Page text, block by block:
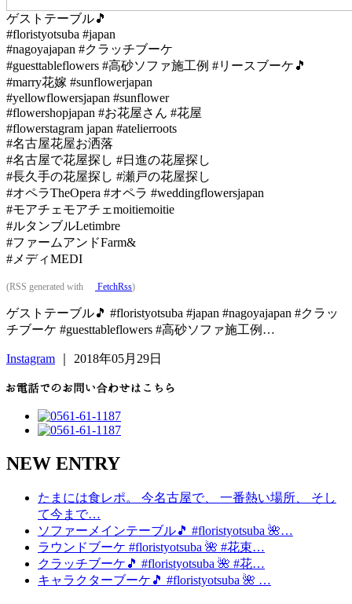
ゲストテーブル🎵
#floristyotsuba #japan
#nagoyajapan #クラッチブーケ
#guesttableflowers #高砂ソファ施工例 #リースブーケ🎵
#marry花嫁 #sunflowerjapan
#yellowflowersjapan #sunflower
#flowershopjapan #お花屋さん #花屋
#flowerstagram japan #atelierroots
#名古屋花屋お洒落
#名古屋で花屋探し #日進の花屋探し
#長久手の花屋探し #瀬戸の花屋探し
#オペラTheOpera #オペラ #weddingflowersjapan
#モアチェモアチェmoitiemoitie
#ルタンブルLetimbre
#ファームアンドFarm&
#メディMEDI
(RSS generated with FetchRss)
ゲストテーブル🎵 #floristyotsuba #japan #nagoyajapan #クラッ
チブーケ #guesttableflowers #高砂ソファ施工例…
Instagram ｜ 2018年05月29日
NEW ENTRY
たまには食レポ。 今名古屋で、 一番熱い場所、 そし
て今まで…
ソファーメインテーブル🎵 #floristyotsuba 🌺…
ラウンドブーケ #floristyotsuba 🌺 #花束…
クラッチブーケ🎵 #floristyotsuba 🌺 #花…
キャラクターブーケ🎵 #floristyotsuba 🌺 …